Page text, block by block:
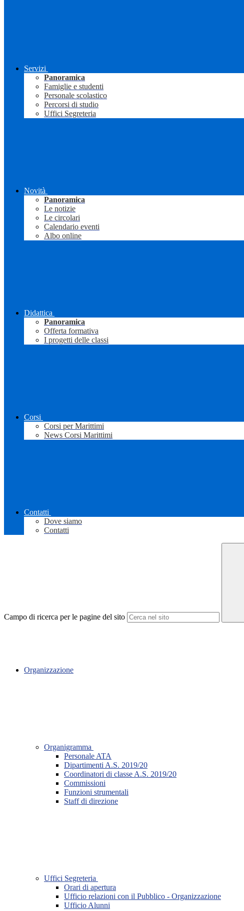
Servizi
Panoramica
Famiglie e studenti
Personale scolastico
Percorsi di studio
Uffici Segreteria
Novità
Panoramica
Le notizie
Le circolari
Calendario eventi
Albo online
Didattica
Panoramica
Offerta formativa
I progetti delle classi
Corsi
Corsi per Marittimi
News Corsi Marittimi
Contatti
Dove siamo
Contatti
Campo di ricerca per le pagine del sito
Organizzazione
Organigramma
Personale ATA
Dipartimenti A.S. 2019/20
Coordinatori di classe A.S. 2019/20
Commissioni
Funzioni strumentali
Staff di direzione
Uffici Segreteria
Orari di apertura
Ufficio relazioni con il Pubblico - Organizzazione
Ufficio Alunni